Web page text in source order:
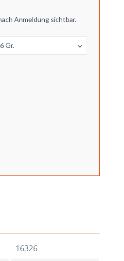
Anmeldung sichtbar.
16326